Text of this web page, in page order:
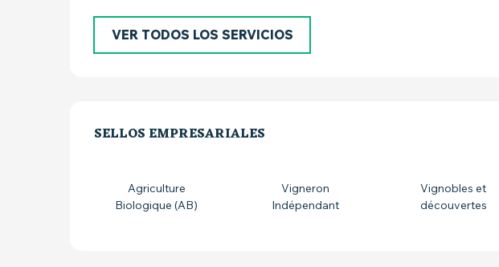
VER TODOS LOS SERVICIOS
OFERTA DE PRESTACIONES
SELLOS EMPRESARIALES
SELLOS EMPRESARIALES
Agriculture
Biologique (AB)
Vigneron
Indépendant
Vignobles et
découvertes